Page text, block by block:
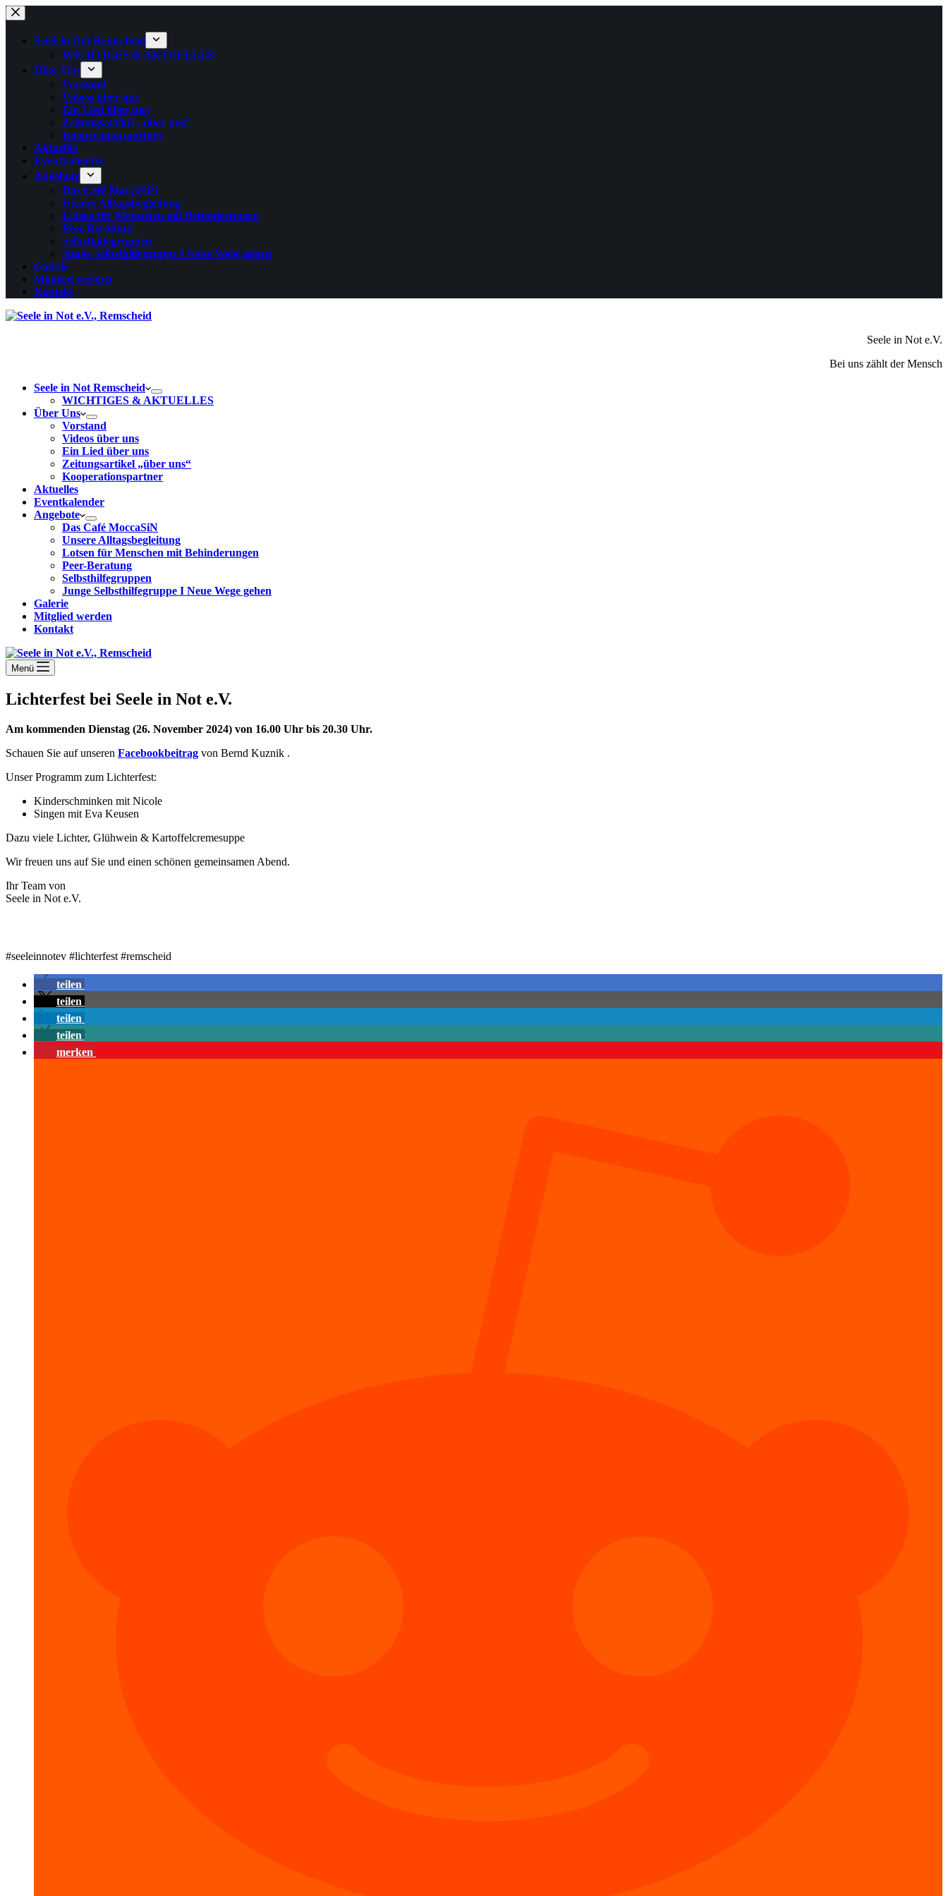
Zum
Inhalt
springenSeele in Not Remscheid
WICHTIGES & AKTUELLES
Über Uns
Vorstand
Videos über uns
Ein Lied über uns
Zeitungsartikel „über uns“
Kooperationspartner
Aktuelles
Eventkalender
Angebote
Das Café MoccaSiN
Unsere Alltagsbegleitung
Lotsen für Menschen mit Behinderungen
Peer-Beratung
Selbsthilfegruppen
Junge Selbsthilfegruppe I Neue Wege gehen
Galerie
Mitglied werden
Kontakt
Seele in Not e.V.
Bei uns zählt der Mensch
Seele in Not Remscheid
WICHTIGES & AKTUELLES
Über Uns
Vorstand
Videos über uns
Ein Lied über uns
Zeitungsartikel „über uns“
Kooperationspartner
Aktuelles
Eventkalender
Angebote
Das Café MoccaSiN
Unsere Alltagsbegleitung
Lotsen für Menschen mit Behinderungen
Peer-Beratung
Selbsthilfegruppen
Junge Selbsthilfegruppe I Neue Wege gehen
Galerie
Mitglied werden
Kontakt
Menü
Lichterfest bei Seele in Not e.V.
Am kommenden Dienstag (26. November 2024) von 16.00 Uhr bis 20.30 Uhr.
Schauen Sie auf unseren Facebookbeitrag von Bernd Kuznik .
Unser Programm zum Lichterfest:
Kinderschminken mit Nicole
Singen mit Eva Keusen
Dazu viele Lichter, Glühwein & Kartoffelcremesuppe
Wir freuen uns auf Sie und einen schönen gemeinsamen Abend.
Ihr Team von
Seele in Not e.V.
#seeleinnotev #lichterfest #remscheid
teilen
teilen
teilen
teilen
merken